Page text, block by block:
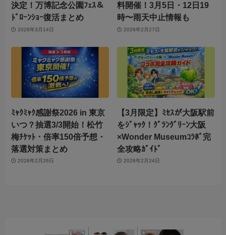
決定！万博記念公園ﾌｪｽ＆
ﾄﾞﾛｰﾝｼｮｰ復活まとめ
2026年3月14日
料開催！3月5日・12日19
時〜雨天中止情報も
2026年2月27日
ﾐｬｸﾐｬｸ感謝祭2026 in 東京
いつ？抽選3/3開始！松竹
梅ﾁｹｯﾄ・倍率150倍予想・
落選対策まとめ
2026年2月26日
【3月限定】ﾐｾｽが大阪駅前
をｼﾞｬｯｸ！ｸﾞﾗﾝｸﾞﾘｰﾝ大阪
×Wonder Museumｺﾗﾎﾞ完
全攻略ｶﾞｲﾄﾞ
2026年2月24日